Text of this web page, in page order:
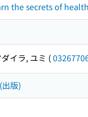
the secrets of
イラ, ユミ (
版)